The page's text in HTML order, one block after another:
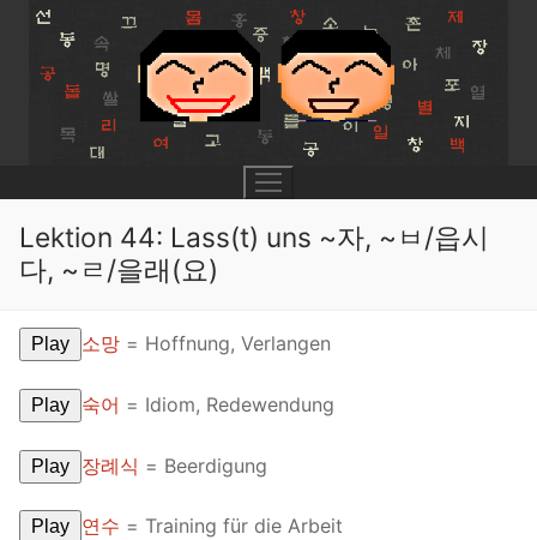
Skip
content
Lesson 1
Lesson 2
Lesson 3
Pronunciation Tips
UNIT 1
Lessons 1 – 8
Lessons 9 – 16
Lessons 17 – 25
UNIT 2
Lessons 26 – 33
Lessons 34 – 41
UNIT 3
Lessons 51 – 58
UNIT 4
Lektion 44: Lass(t) uns ~자, ~ㅂ/읍시
다, ~ㄹ/을래(요)
Play 소망 = Hoffnung, Verlangen
Play 숙어 = Idiom, Redewendung
Play 장례식 = Beerdigung
Play 연수 = Training für die Arbeit